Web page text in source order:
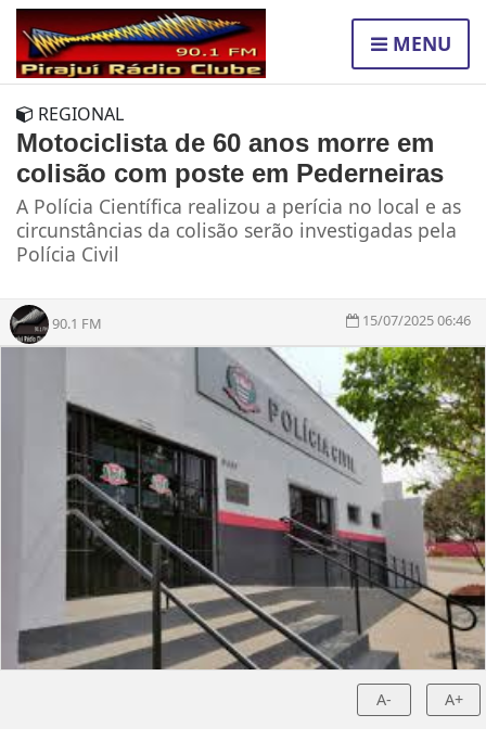
MENU
REGIONAL
Motociclista de 60 anos morre em
colisão com poste em Pederneiras
A Polícia Científica realizou a perícia no local e as
circunstâncias da colisão serão investigadas pela
Polícia Civil
90.1 FM 15/07/2025 06:46
A- A+